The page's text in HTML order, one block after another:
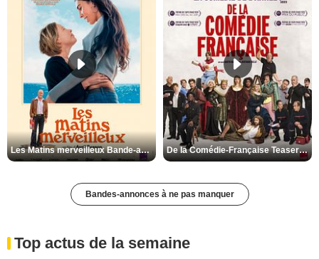
Les Matins merveilleux Bande-annonce VF De la Comédie-Française Teaser VF
Bandes-annonces à ne pas manquer
Top actus de la semaine